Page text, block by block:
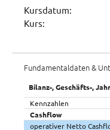
Kursdatum:
Kurs:
Fundamentaldaten &
Bilanz-, Geschäfts-,
Kennzahlen
Cashflow
operativer Netto